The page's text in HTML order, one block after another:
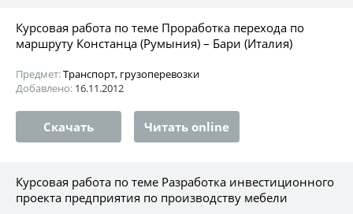
Курсовая работа по теме Проработка перехода по
маршруту Констанца (Румыния) – Бари (Италия)
Предмет:Транспорт, грузоперевозки
Добавлено: 16.11.2012
Скачать Читать online
Курсовая работа по теме Разработка инвестиционного
проекта предприятия по производству мебели